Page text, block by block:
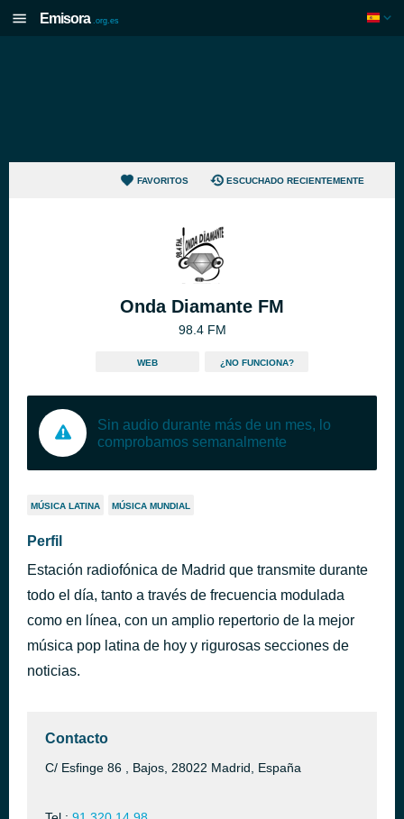
Emisora .org.es
FAVORITOS ESCUCHADO RECIENTEMENTE
Onda Diamante FM
98.4 FM
WEB ¿NO FUNCIONA?
Sin audio durante más de un mes, lo
comprobamos semanalmente
MÚSICA LATINA MÚSICA MUNDIAL
Perfil
Estación radiofónica de Madrid que transmite durante
todo el día, tanto a través de frecuencia modulada
como en línea, con un amplio repertorio de la mejor
música pop latina de hoy y rigurosas secciones de
noticias.
Contacto
C/ Esfinge 86 , Bajos, 28022 Madrid, España